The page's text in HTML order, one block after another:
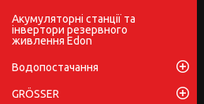
Акумуляторні станції та
інвертори резервного
живлення Edon
Водопостачання
GRÖSSER